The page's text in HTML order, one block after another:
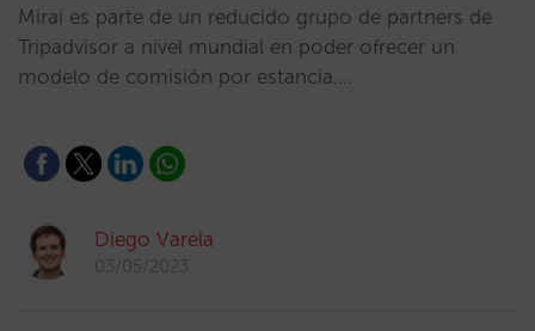
Mirai es parte de un reducido grupo de partners de
Tripadvisor a nivel mundial en poder ofrecer un
modelo de comisión por estancia.…
Diego Varela
03/05/2023